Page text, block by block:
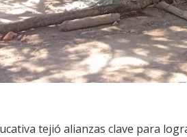
tejió alianzas clave para